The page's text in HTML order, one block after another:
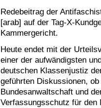
Redebeitrag der
[arab] auf der Tag-X-
Kammergericht.
Heute endet mit der
einer der aufwändigsten
deutschen Klassenjustiz
geführten Diskussionen,
Bundesanwaltschaft und
Verfassungsschutz für den